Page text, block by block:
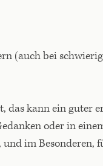
(auch bei
das kann ein guter
oder in
im